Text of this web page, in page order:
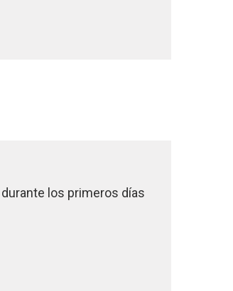
los primeros días